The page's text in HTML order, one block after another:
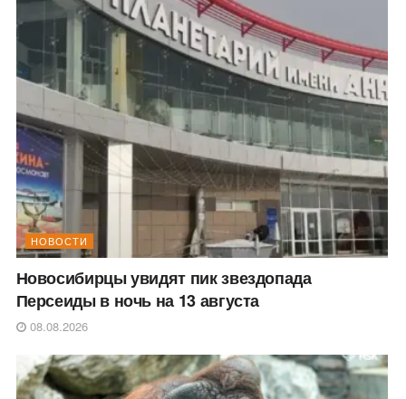
НОВОСТИ
Новосибирцы увидят пик звездопада
Персеиды в ночь на 13 августа
08.08.2026